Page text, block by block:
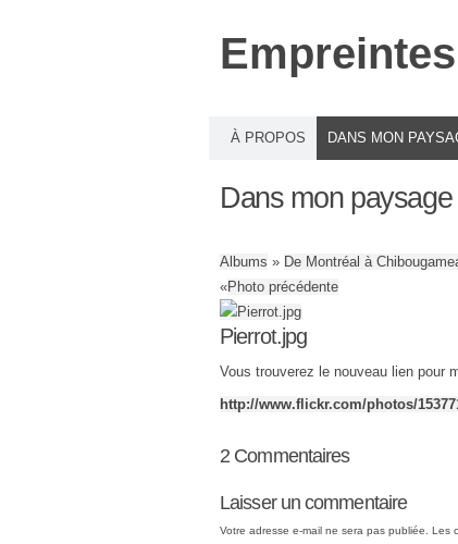
Empreintes
À PROPOS DANS MON
Dans mon paysage
Albums » De Montréal à
«Photo précédente
Pierrot.jpg
Vous trouverez le nouveau lien pour
http://www.flickr.com/photos/
2 Commentaires
Laisser un commentaire
Votre adresse e-mail ne sera pas publiée. Les